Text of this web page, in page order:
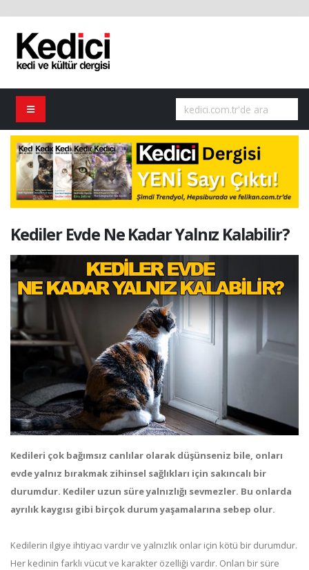
Kediler Evde Ne Kadar Yalnız Kalabilir?
Kedileri çok bağımsız canlılar olarak düşünseniz bile, onları
evde yalnız bırakmak zihinsel sağlıkları için sakıncalı bir
durumdur. Kediler uzun süre yalnızlığı sevmezler. Bu onlarda
ayrılık kaygısı gibi birçok durum yaşamalarına sebep olur.
Kedilerin ilgiye ihtiyacı vardır ve yalnızlık onlar için kötü bir durumdur.
Her kedinin farklı vücut ve karakter özelliği vardır. Onları bir süre